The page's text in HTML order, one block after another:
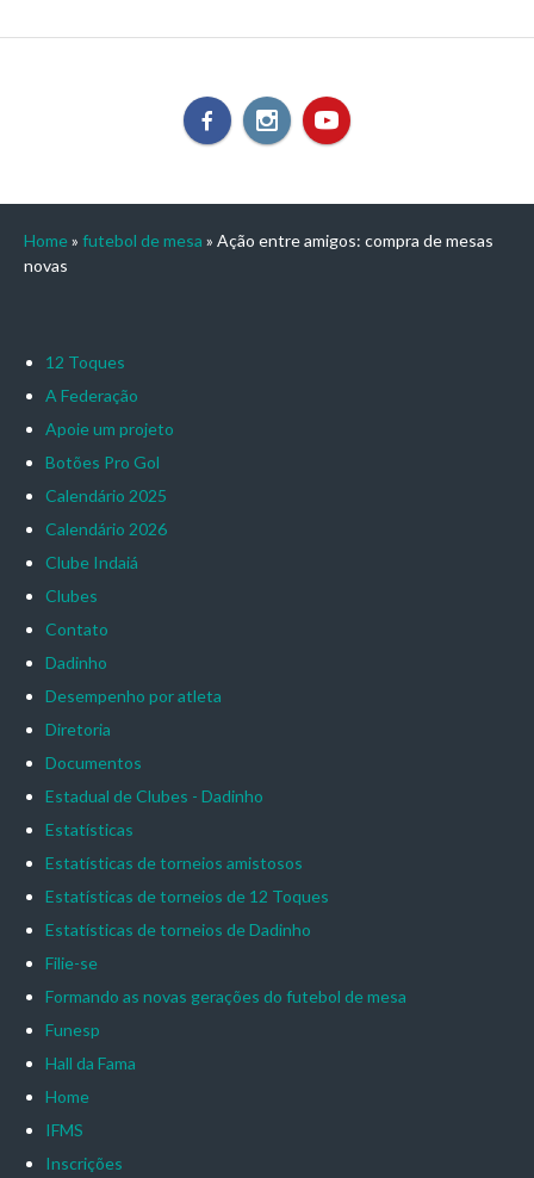
Home » futebol de mesa » Ação entre amigos: compra de mesas
novas
12 Toques
A Federação
Apoie um projeto
Botões Pro Gol
Calendário 2025
Calendário 2026
Clube Indaiá
Clubes
Contato
Dadinho
Desempenho por atleta
Diretoria
Documentos
Estadual de Clubes - Dadinho
Estatísticas
Estatísticas de torneios amistosos
Estatísticas de torneios de 12 Toques
Estatísticas de torneios de Dadinho
Filie-se
Formando as novas gerações do futebol de mesa
Funesp
Hall da Fama
Home
IFMS
Inscrições